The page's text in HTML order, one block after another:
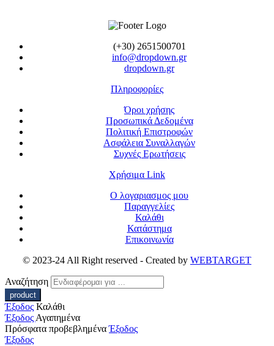
(+30) 2651500701
info@dropdown.gr
dropdown.gr
Πληροφορίες
Όροι χρήσης
Προσωπικά Δεδομένα
Πολιτική Επιστροφών
Ασφάλεια Συναλλαγών
Συχνές Ερωτήσεις
Χρήσιμα Link
Ο λογαριασμος μου
Παραγγελίες
Καλάθι
Κατάστημα
Επικοινωνία
© 2023-24 All Right reserved - Created by WEBTARGET
Αναζήτηση
Έξοδος Καλάθι
Έξοδος Αγαπημένα
Πρόσφατα προβεβλημέναΈξοδος
Έξοδος